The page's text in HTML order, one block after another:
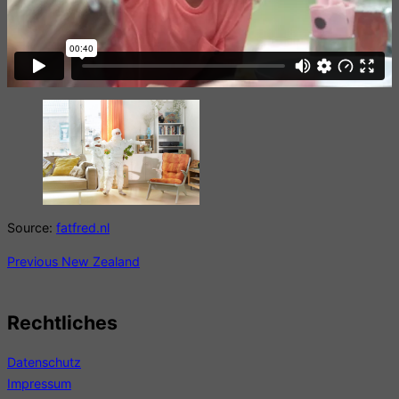
Source: fatfred.nl
Beitragsnavigation
Previous
Previous New Zealand
Rechtliches
Datenschutz
Impressum